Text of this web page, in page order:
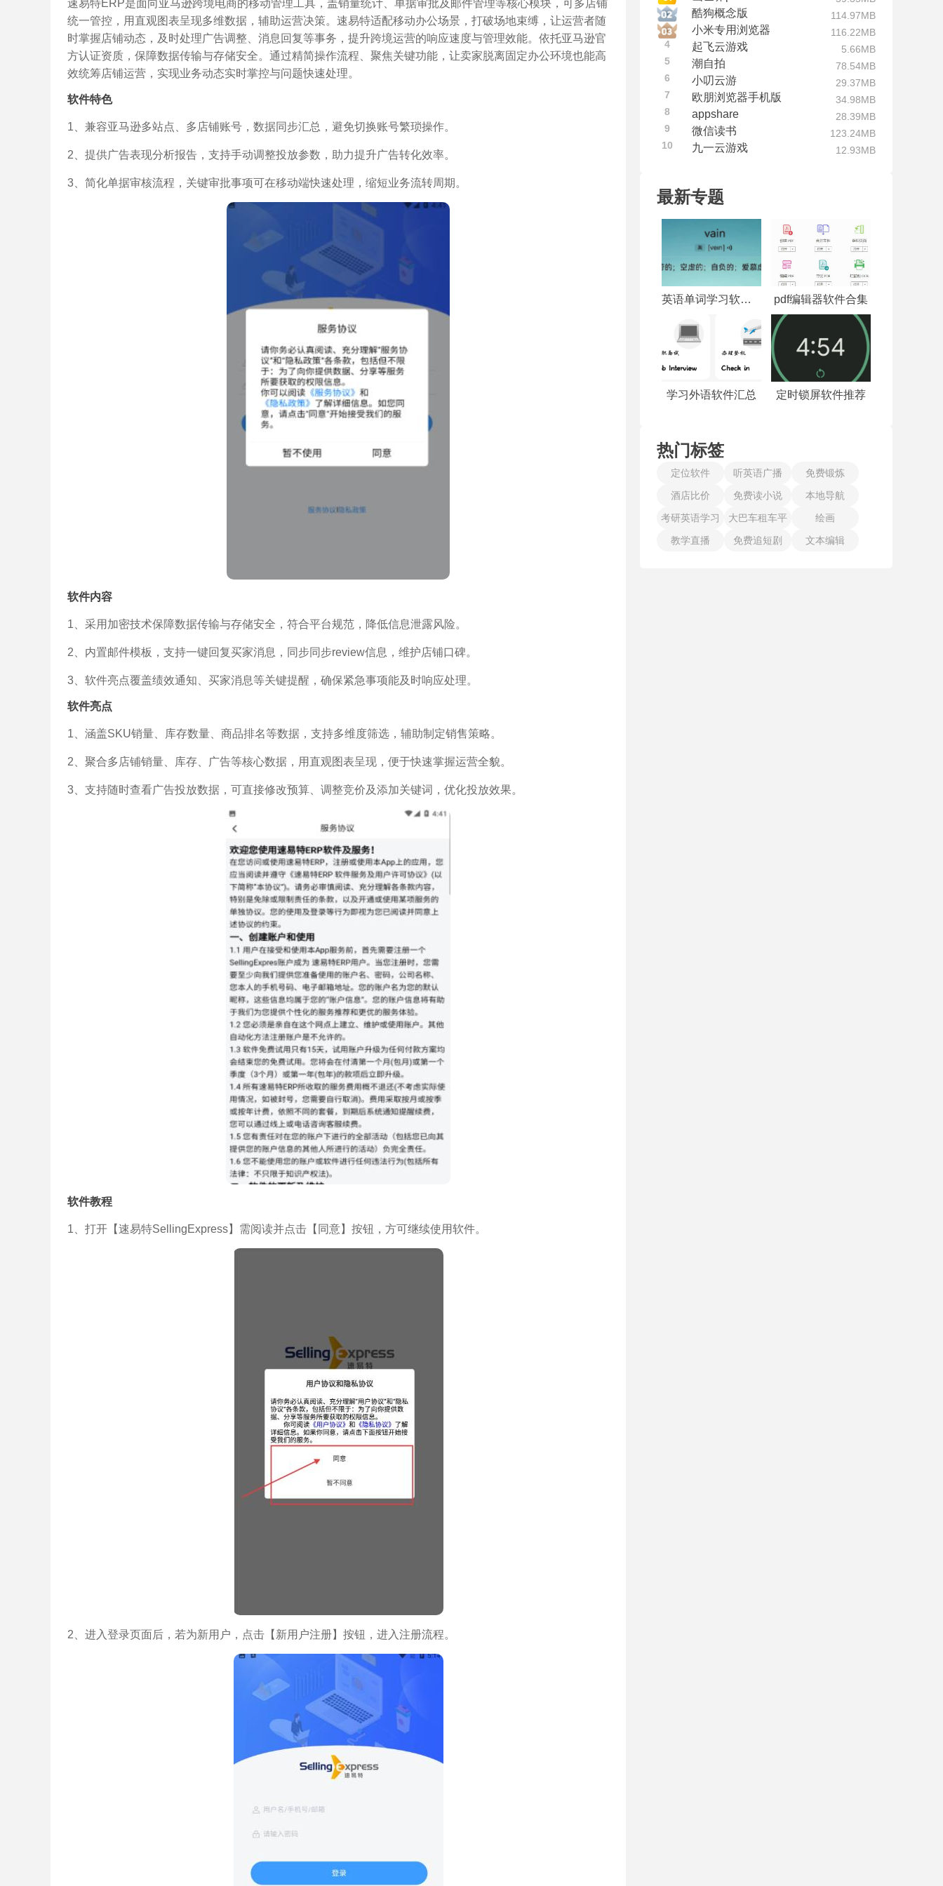
速易特ERP是面向亚马逊跨境电商的移动管理工具，盖销量统计、单据审批及邮件管理等核心模块，可多店铺
统一管控，用直观图表呈现多维数据，辅助运营决策。速易特适配移动办公场景，打破场地束缚，让运营者随
时掌握店铺动态，及时处理广告调整、消息回复等事务，提升跨境运营的响应速度与管理效能。依托亚马逊官
方认证资质，保障数据传输与存储安全。通过精简操作流程、聚焦关键功能，让卖家脱离固定办公环境也能高
效统筹店铺运营，实现业务动态实时掌控与问题快速处理。
软件特色
1、兼容亚马逊多站点、多店铺账号，数据同步汇总，避免切换账号繁琐操作。
2、提供广告表现分析报告，支持手动调整投放参数，助力提升广告转化效率。
3、简化单据审核流程，关键审批事项可在移动端快速处理，缩短业务流转周期。
软件内容
1、采用加密技术保障数据传输与存储安全，符合平台规范，降低信息泄露风险。
2、内置邮件模板，支持一键回复买家消息，同步同步review信息，维护店铺口碑。
3、软件亮点覆盖绩效通知、买家消息等关键提醒，确保紧急事项能及时响应处理。
软件亮点
1、涵盖SKU销量、库存数量、商品排名等数据，支持多维度筛选，辅助制定销售策略。
2、聚合多店铺销量、库存、广告等核心数据，用直观图表呈现，便于快速掌握运营全貌。
3、支持随时查看广告投放数据，可直接修改预算、调整竞价及添加关键词，优化投放效果。
软件教程
1、打开【速易特SellingExpress】需阅读并点击【同意】按钮，方可继续使用软件。
2、进入登录页面后，若为新用户，点击【新用户注册】按钮，进入注册流程。
酷狗概念版 114.97MB
小米专用浏览器
116.22MB
4
起飞云游戏
5.66MB
5
潮自拍
78.54MB
6
小叨云游
29.37MB
7
欧朋浏览器手机版
34.98MB
8
appshare
28.39MB
9
微信读书
123.24MB
10
九一云游戏 12.93MB
最新专题
英语单词学习软件合集 pdf编辑器软件合集
学习外语软件汇总 定时锁屏软件推荐
热门标签
定位软件 听英语广播
免费锻炼
酒店比价
免费读小说
本地导航
考研英语学习
大巴车租车平
台
绘画
教学直播
免费追短剧 文本编辑